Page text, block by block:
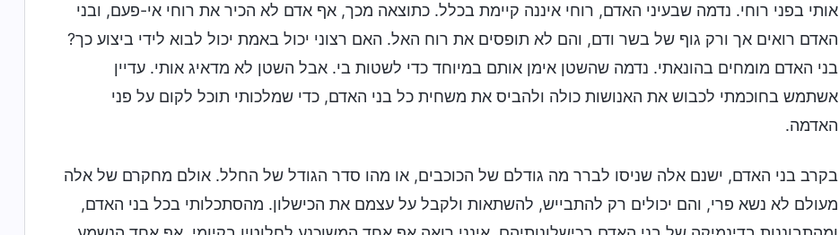
אותי בפני רוחי. נדמה שבעיני האדם, רוחי איננה קיימת בכלל. כתוצאה מכך, אף אדם לא הכיר את רוחי אי-פעם, ובני
האדם רואים אך ורק גוף של בשר ודם, והם לא תופסים את רוח האל. האם רצוני יכול באמת יכול לבוא לידי ביצוע כך?
בני האדם מומחים בהונאתי. נדמה שהשטן אימן אותם במיוחד כדי לשטות בי. אבל השטן לא מדאיג אותי. עדיין
אשתמש בחוכמתי לכבוש את האנושות כולה ולהביס את משחית כל בני האדם, כדי שמלכותי תוכל לקום על פני
האדמה.
בקרב בני האדם, ישנם אלה שניסו לברר מה גודלם של הכוכבים, או מהו סדר הגודל של החלל. אולם מחקרם של אלה
מעולם לא נשא פרי, והם יכולים רק להתבייש, להשתאות ולקבל על עצמם את הכישלון. מהסתכלותי בכל בני האדם,